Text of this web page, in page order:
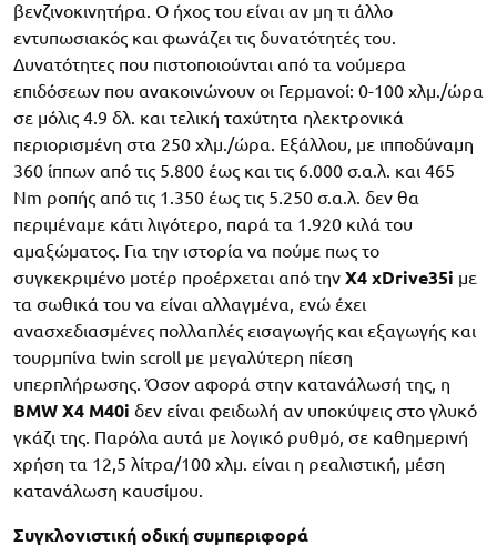
βενζινοκινητήρα. Ο ήχος του είναι αν μη τι άλλο
εντυπωσιακός και φωνάζει τις δυνατότητές του.
Δυνατότητες που πιστοποιούνται από τα νούμερα
επιδόσεων που ανακοινώνουν οι Γερμανοί: 0-100 χλμ./ώρα
σε μόλις 4.9 δλ. και τελική ταχύτητα ηλεκτρονικά
περιορισμένη στα 250 χλμ./ώρα. Εξάλλου, με ιπποδύναμη
360 ίππων από τις 5.800 έως και τις 6.000 σ.α.λ. και 465
Nm ροπής από τις 1.350 έως τις 5.250 σ.α.λ. δεν θα
περιμέναμε κάτι λιγότερο, παρά τα 1.920 κιλά του
αμαξώματος. Για την ιστορία να πούμε πως το
συγκεκριμένο μοτέρ προέρχεται από την X4 xDrive35i με
τα σωθικά του να είναι αλλαγμένα, ενώ έχει
ανασχεδιασμένες πολλαπλές εισαγωγής και εξαγωγής και
τουρμπίνα twin scroll με μεγαλύτερη πίεση
υπερπλήρωσης. Όσον αφορά στην κατανάλωσή της, η
BMW X4 M40i δεν είναι φειδωλή αν υποκύψεις στο γλυκό
γκάζι της. Παρόλα αυτά με λογικό ρυθμό, σε καθημερινή
χρήση τα 12,5 λίτρα/100 χλμ. είναι η ρεαλιστική, μέση
κατανάλωση καυσίμου.
Συγκλονιστική οδική συμπεριφορά